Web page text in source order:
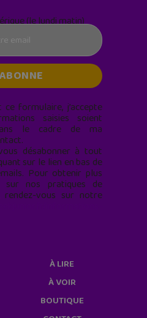
(le lundi matin)
formulaire, j’accepte
saisies soient
le cadre de ma
désabonner à tout
sur le lien en bas de
Pour obtenir plus
sur nos pratiques de
rendez-vous sur notre
À LIRE
À VOIR
BOUTIQUE